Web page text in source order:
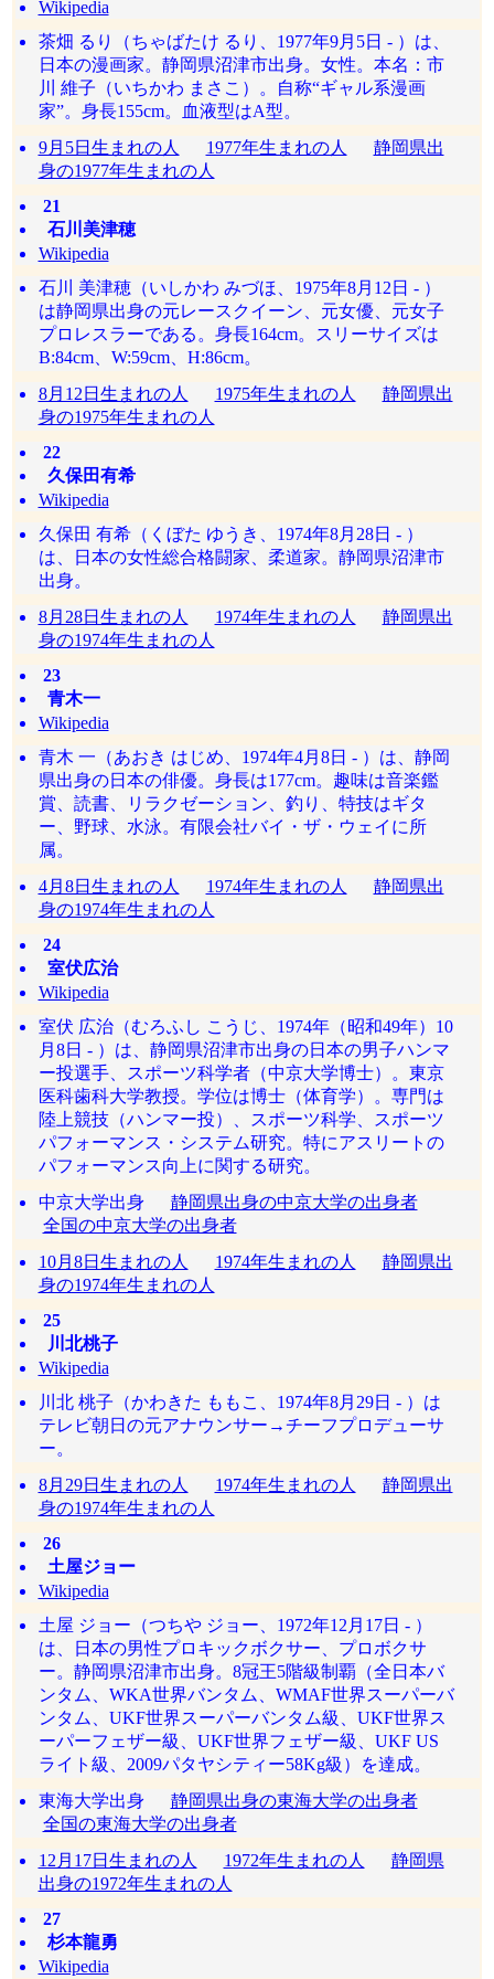
Wikipedia
茶畑 るり（ちゃばたけ るり、1977年9月5日 - ）は、
日本の漫画家。静岡県沼津市出身。女性。本名：市
川 維子（いちかわ まさこ）。自称“ギャル系漫画
家”。身長155cm。血液型はA型。
9月5日生まれの人
1977年生まれの人
静岡県出
身の1977年生まれの人
21
石川美津穂
Wikipedia
石川 美津穂（いしかわ みづほ、1975年8月12日 - ）
は静岡県出身の元レースクイーン、元女優、元女子
プロレスラーである。身長164cm。スリーサイズは
B:84cm、W:59cm、H:86cm。
8月12日生まれの人
1975年生まれの人
静岡県出
身の1975年生まれの人
22
久保田有希
Wikipedia
久保田 有希（くぼた ゆうき、1974年8月28日 - ）
は、日本の女性総合格闘家、柔道家。静岡県沼津市
出身。
8月28日生まれの人
1974年生まれの人
静岡県出
身の1974年生まれの人
23
青木一
Wikipedia
青木 一（あおき はじめ、1974年4月8日 - ）は、静岡
県出身の日本の俳優。身長は177cm。趣味は音楽鑑
賞、読書、リラクゼーション、釣り、特技はギタ
ー、野球、水泳。有限会社バイ・ザ・ウェイに所
属。
4月8日生まれの人
1974年生まれの人
静岡県出
身の1974年生まれの人
24
室伏広治
Wikipedia
室伏 広治（むろふし こうじ、1974年（昭和49年）10
月8日 - ）は、静岡県沼津市出身の日本の男子ハンマ
ー投選手、スポーツ科学者（中京大学博士）。東京
医科歯科大学教授。学位は博士（体育学）。専門は
陸上競技（ハンマー投）、スポーツ科学、スポーツ
パフォーマンス・システム研究。特にアスリートの
パフォーマンス向上に関する研究。
中京大学出身 静岡県出身の中京大学の出身者
全国の中京大学の出身者
10月8日生まれの人
1974年生まれの人
静岡県出
身の1974年生まれの人
25
川北桃子
Wikipedia
川北 桃子（かわきた ももこ、1974年8月29日 - ）は
テレビ朝日の元アナウンサー→チーフプロデューサ
ー。
8月29日生まれの人
1974年生まれの人
静岡県出
身の1974年生まれの人
26
土屋ジョー
Wikipedia
土屋 ジョー（つちや ジョー、1972年12月17日 - ）
は、日本の男性プロキックボクサー、プロボクサ
ー。静岡県沼津市出身。8冠王5階級制覇（全日本バ
ンタム、WKA世界バンタム、WMAF世界スーパーバ
ンタム、UKF世界スーパーバンタム級、UKF世界ス
ーパーフェザー級、UKF世界フェザー級、UKF US
ライト級、2009パタヤシティー58Kg級）を達成。
東海大学出身 静岡県出身の東海大学の出身者
全国の東海大学の出身者
12月17日生まれの人
1972年生まれの人
静岡県
出身の1972年生まれの人
27
杉本龍勇
Wikipedia